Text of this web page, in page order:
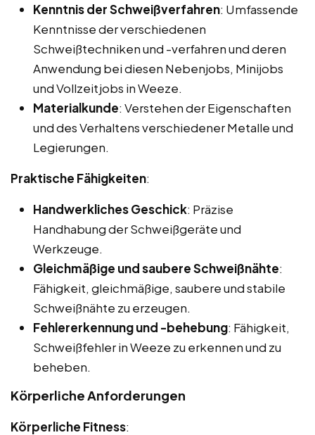
Kenntnis der Schweißverfahren: Umfassende
Kenntnisse der verschiedenen
Schweißtechniken und -verfahren und deren
Anwendung bei diesen Nebenjobs, Minijobs
und Vollzeitjobs in Weeze.
Materialkunde: Verstehen der Eigenschaften
und des Verhaltens verschiedener Metalle und
Legierungen.
Praktische Fähigkeiten:
Handwerkliches Geschick: Präzise
Handhabung der Schweißgeräte und
Werkzeuge.
Gleichmäßige und saubere Schweißnähte:
Fähigkeit, gleichmäßige, saubere und stabile
Schweißnähte zu erzeugen.
Fehlererkennung und -behebung: Fähigkeit,
Schweißfehler in Weeze zu erkennen und zu
beheben.
Körperliche Anforderungen
Körperliche Fitness: